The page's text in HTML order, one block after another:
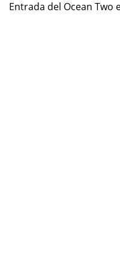
Entrada del Ocean Two